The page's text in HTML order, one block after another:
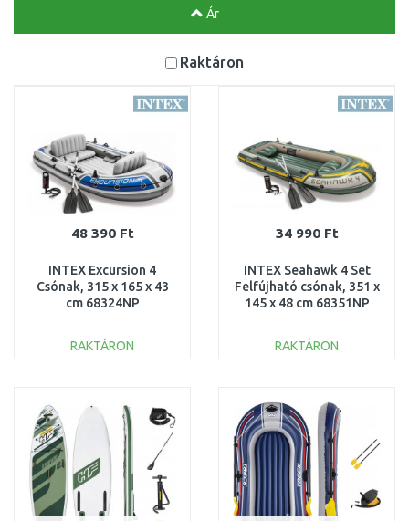
Ár
Raktáron
48 390 Ft
INTEX Excursion 4
Csónak, 315 x 165 x 43
cm 68324NP
RAKTÁRON
34 990 Ft
INTEX Seahawk 4 Set
Felfújható csónak, 351 x
145 x 48 cm 68351NP
RAKTÁRON
Összehasonlítás